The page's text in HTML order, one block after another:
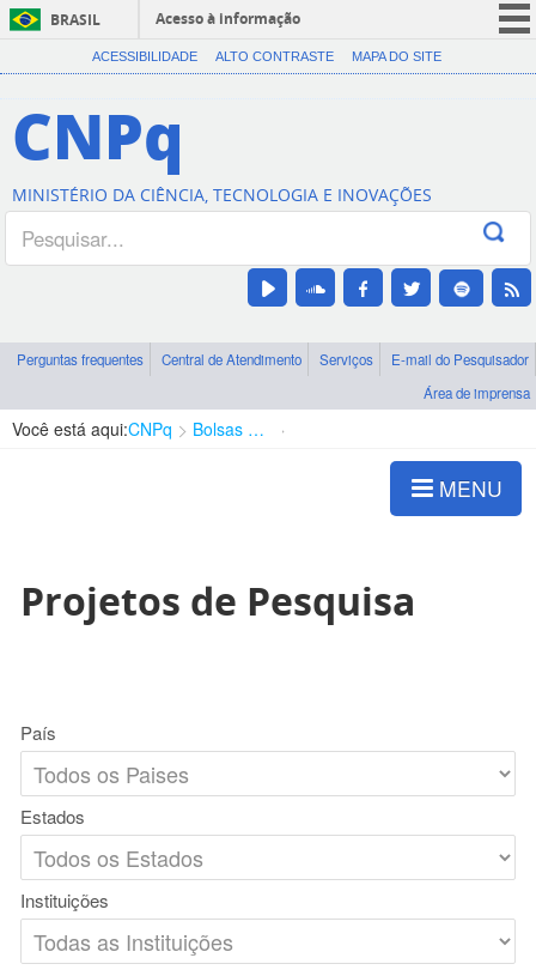
BRASIL
Acesso à informação
CORONAVÍRUS (COVID-19)
Canais
ACESSIBILIDADE ALTO CONTRASTE MAPA DO SITE
CNPq
MINISTÉRIO DA CIÊNCIA, TECNOLOGIA E INOVAÇÕES
Perguntas frequentes Central de Atendimento Serviços
E-mail do Pesquisador
Área de imprensa
Você está aqui:CNPq Bolsas e Auxílios Vigentes
MENU
Projetos de Pesquisa
País
Estados
Instituições